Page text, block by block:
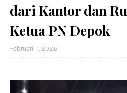
dari Kantor dan
Ketua PN Depok
Februari 11, 2026